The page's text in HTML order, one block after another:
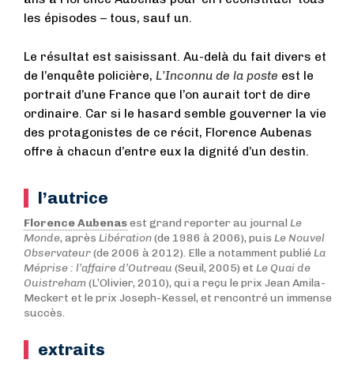
les épisodes – tous, sauf un.
Le résultat est saisissant. Au-delà du fait divers et
de l’enquête policière, L’Inconnu de la poste est le
portrait d’une France que l’on aurait tort de dire
ordinaire. Car si le hasard semble gouverner la vie
des protagonistes de ce récit, Florence Aubenas
offre à chacun d’entre eux la dignité d’un destin.
l’autrice
Florence Aubenasest grand reporter au journal Le
Monde, après Libération(de 1986 à 2006), puis Le Nouvel
Observateur(de 2006 à 2012). Elle a notamment publié La
Méprise : l’affaire d’Outreau (Seuil, 2005) et Le Quai de
Ouistreham(L’Olivier, 2010), qui a reçu le prix Jean Amila-
Meckert et le prix Joseph-Kessel, et rencontré un immense
succès.
extraits